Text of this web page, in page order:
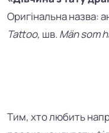
Оригінальна назва:
Tattoo, шв. Män som
Тим, хто любить